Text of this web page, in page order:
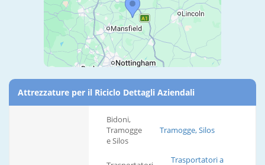
Attrezzature per il Riciclo Dettagli Aziendali
Bidoni,
Tramogge
e Silos
Tramogge, Silos
Trasportatori a